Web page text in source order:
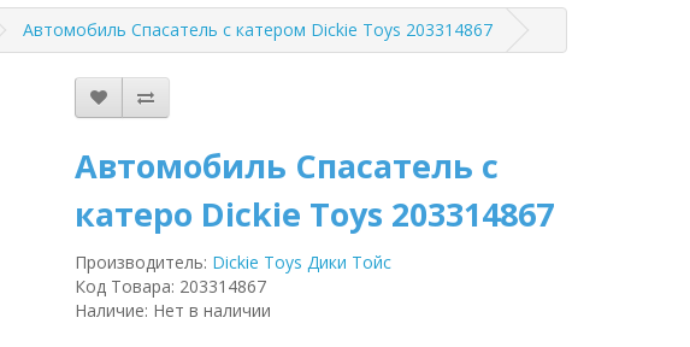
Автомобиль Спасатель с катером Dickie Toys 203314867
Автомобиль Спасатель с
катеро Dickie Toys 203314867
Производитель: Dickie Toys Дики Тойс
Код Товара: 203314867
Наличие: Нет в наличии